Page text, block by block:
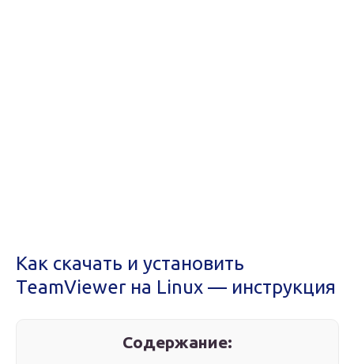
Как скачать и установить
TeamViewer на Linux — инструкция
Содержание: